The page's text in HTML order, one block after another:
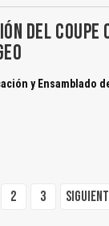
DEL COUPE
y Ensamblado
2 3